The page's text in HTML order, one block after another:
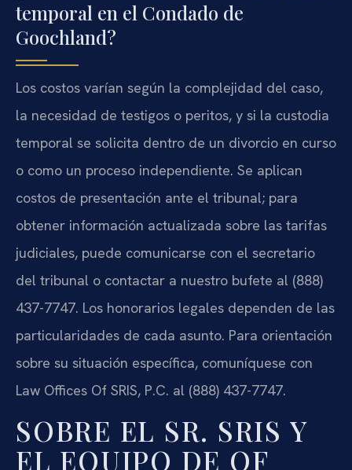
temporal en el Condado de
Goochland?
Los costos varían según la complejidad del caso,
la necesidad de testigos o peritos, y si la custodia
temporal se solicita dentro de un divorcio en curso
o como un proceso independiente. Se aplican
costos de presentación ante el tribunal; para
obtener información actualizada sobre las tarifas
judiciales, puede comunicarse con el secretario
del tribunal o contactar a nuestro bufete al (888)
437-7747. Los honorarios legales dependen de las
particularidades de cada asunto. Para orientación
sobre su situación específica, comuníquese con
Law Offices Of SRIS, P.C. al (888) 437-7747.
SOBRE EL SR. SRIS Y
EL EQUIPO DE OF